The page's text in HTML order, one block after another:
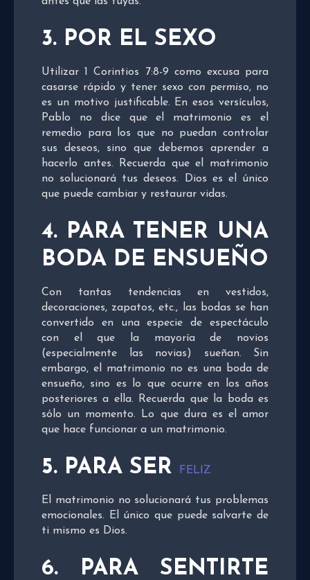
3. POR EL SEXO
Utilizar 1 Corintios 7:8-9 como excusa para
casarse rápido y tener sexo con permiso, no
es un motivo justificable. En esos versículos,
Pablo no dice que el matrimonio es el
remedio para los que no puedan controlar
sus deseos, sino que debemos aprender a
hacerlo antes. Recuerda que el matrimonio
no solucionará tus deseos. Dios es el único
que puede cambiar y restaurar vidas.
4. PARA TENER UNA
BODA DE ENSUEÑO
Con tantas tendencias en vestidos,
decoraciones, zapatos, etc., las bodas se han
convertido en una especie de espectáculo
con el que la mayoría de novios
(especialmente las novias) sueñan. Sin
embargo, el matrimonio no es una boda de
ensueño, sino es lo que ocurre en los años
posteriores a ella. Recuerda que la boda es
sólo un momento. Lo que dura es el amor
que hace funcionar a un matrimonio.
5. PARA SER FELIZ
El matrimonio no solucionará tus problemas
emocionales. El único que puede salvarte de
ti mismo es Dios.
6. PARA SENTIRTE